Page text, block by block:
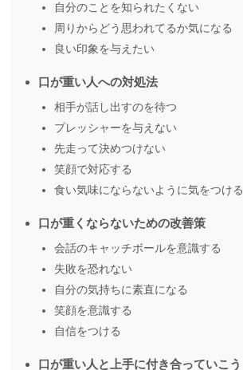
自分のことを知られたくない
周りからどう思われてるか気になる
良い印象を与えたい
口が重い人への対処法
相手が話し出すのを待つ
プレッシャーを与えない
先走って決めつけない
笑顔で対応する
食い気味にならないように気をつける
口が重くならないための改善策
会話のキャッチボールを意識する
失敗を恐れない
自分の気持ちに素直になる
笑顔を意識する
自信をつける
口が重い人と上手に付き合っていこう